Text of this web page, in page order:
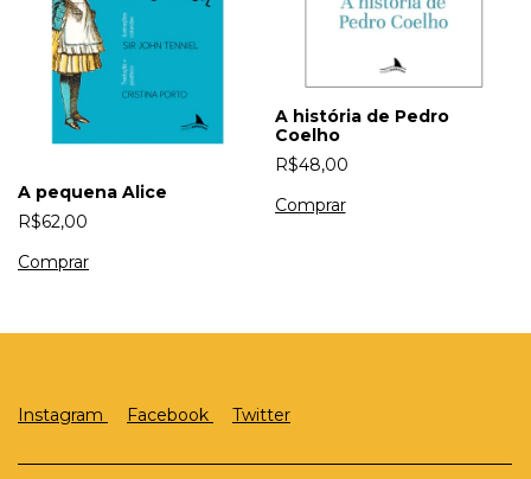
A pequena Alice
R$62,00
A história de Pedro
Coelho
R$48,00
Instagram Facebook Twitter